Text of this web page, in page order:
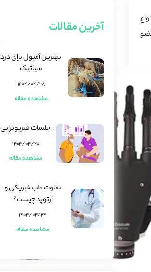
آخرین مقالات
بهترین آمپول برای درد
سیاتیک
۱۴۰۴/۰۴/۲۸
مشاهده مقاله
جلسات فیزیوتراپی
۱۴۰۴/۰۴/۲۸
مشاهده مقاله
تفاوت طب فیزیکی و
ارتوپد چیست؟
۱۴۰۴/۰۴/۲۴
مشاهده مقاله